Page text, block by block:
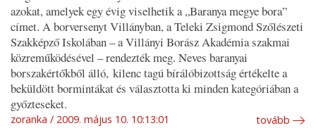
azokat, amelyek egy évig viselhetik a „Baranya megye bora”
címet. A borversenyt Villányban, a Teleki Zsigmond Szőlészeti
Szakképző Iskolában – a Villányi Borász Akadémia szakmai
közreműködésével – rendezték meg. Neves baranyai
borszakértőkből álló, kilenc tagú bírálóbizottság értékelte a
beküldött bormintákat és választotta ki minden kategóriában a
győzteseket.
zoranka 2009. május 10. 10:13:01 tovább